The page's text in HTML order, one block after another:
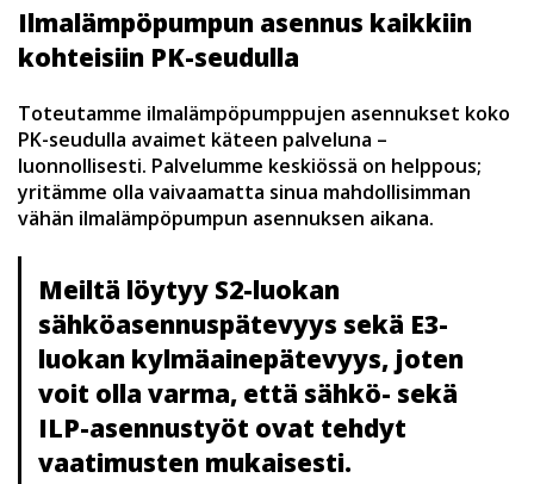
Ilmalämpöpumpun asennus kaikkiin
kohteisiin PK-seudulla
Toteutamme ilmalämpöpumppujen asennukset koko
PK-seudulla avaimet käteen palveluna –
luonnollisesti. Palvelumme keskiössä on helppous;
yritämme olla vaivaamatta sinua mahdollisimman
vähän ilmalämpöpumpun asennuksen aikana.
Meiltä löytyy S2-luokan
sähköasennuspätevyys sekä E3-
luokan kylmäainepätevyys, joten
voit olla varma, että sähkö- sekä
ILP-asennustyöt ovat tehdyt
vaatimusten mukaisesti.